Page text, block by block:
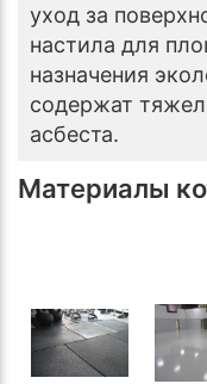
уход за
настила для
назначения
содержат
асбеста.
Материалы